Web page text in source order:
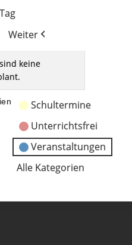
Tag
Weiter
keine
Schultermine
Unterrichtsfrei
Veranstaltungen
Alle Kategorien